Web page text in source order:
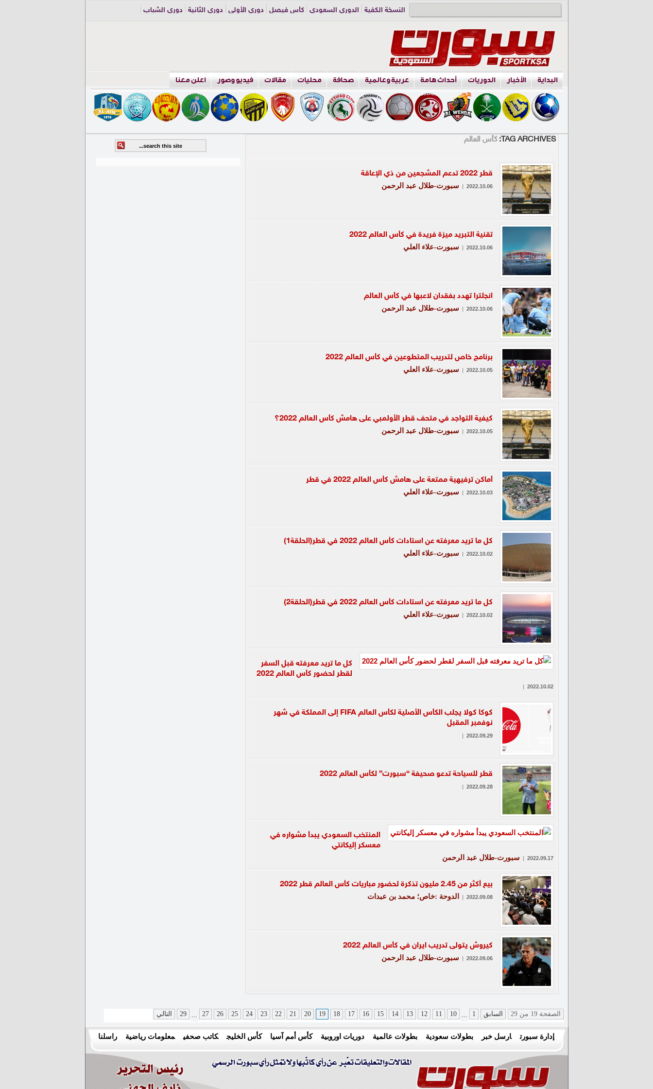
النسخة الكفية الدوري السعودي كأس فيصل دوري الأولى دوري الثانية
دوري الشباب
البداية الأخبار الدوريات أحداث هامة عربية وعالمية صحافة محليات مقالات فيديو وصور اعلن معنا
TAG ARCHIVES: كأس العالم
قطر 2022 تدعم المشجعين من ذي الإعاقة
2022.10.06
| سبورت-طلال عبد الرحمن
تقنية التبريد ميزة فريدة في كأس العالم 2022
2022.10.06
| سبورت-علاء العلي
انجلترا تهدد بفقدان لاعبها في كأس العالم
2022.10.06
| سبورت-طلال عبد الرحمن
برنامج خاص لتدريب المتطوعين في كأس العالم 2022
2022.10.05
| سبورت-علاء العلي
كيفية التواجد في متحف قطر الأولمبي على هامش كأس العالم 2022؟
2022.10.05
| سبورت-طلال عبد الرحمن
أماكن ترفيهية ممتعة على هامش كأس العالم 2022 في قطر
2022.10.03
| سبورت-علاء العلي
كل ما تريد معرفته عن استادات كأس العالم 2022 في قطر(الحلقة1)
2022.10.02
| سبورت-علاء العلي
كل ما تريد معرفته عن استادات كأس العالم 2022 في قطر(الحلقة2)
2022.10.02
| سبورت-علاء العلي
كل ما تريد معرفته قبل السفر
لقطر لحضور كأس العالم 2022
2022.10.02
|
كوكا كولا يجلب الكأس الأصلية لكأس العالم FIFA إلى المملكة في شهر
نوفمبر المقبل
2022.09.29
|
قطر للسياحة تدعو صحيفة “سبورت” لكأس العالم 2022
2022.09.28
|
المنتخب السعودي يبدأ مشواره في
معسكر إليكانتي
2022.09.17
| سبورت-طلال عبد الرحمن
بيع أكثر من 2.45 مليون تذكرة لحضور مباريات كأس العالم قطر 2022
2022.09.08
| الدوحة :خاص؛ محمد بن عبدات
كيروش يتولى تدريب ايران في كأس العالم 2022
2022.09.06
| سبورت-طلال عبد الرحمن
الصفحة 19 من 29 السابق 1
...
10
11
12
13
14
15
16
17
18
19
20
21
22
23
24
25
26
27
...
29 التالي
إدارة سبورت ارسل خبر بطولات سعودية بطولات عالمية دوريات اوروبية كأس أمم آسيا كأس الخليج كاتب صحفي معلومات رياضية راسلنا